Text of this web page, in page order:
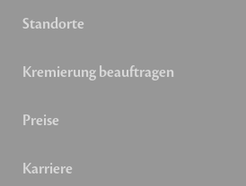
Standorte
Kremierung beauftragen
Preise
Karriere